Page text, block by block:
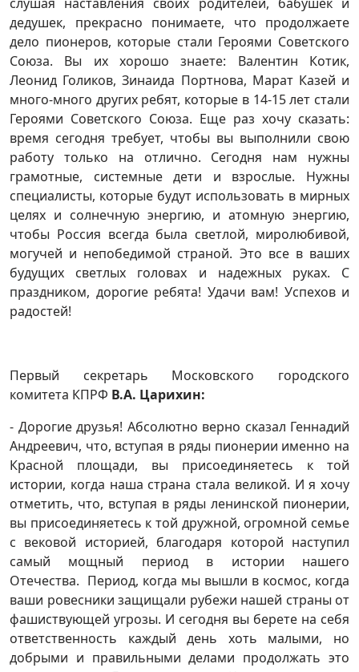
дедушек, прекрасно понимаете, что продолжаете
дело пионеров, которые стали Героями Советского
Союза. Вы их хорошо знаете: Валентин Котик,
Леонид Голиков, Зинаида Портнова, Марат Казей и
много-много других ребят, которые в 14-15 лет стали
Героями Советского Союза. Еще раз хочу сказать:
время сегодня требует, чтобы вы выполнили свою
работу только на отлично. Сегодня нам нужны
грамотные, системные дети и взрослые. Нужны
специалисты, которые будут использовать в мирных
целях и солнечную энергию, и атомную энергию,
чтобы Россия всегда была светлой, миролюбивой,
могучей и непобедимой страной. Это все в ваших
будущих светлых головах и надежных руках. С
праздником, дорогие ребята! Удачи вам! Успехов и
радостей!
Первый секретарь Московского городского
комитета КПРФ В.А. Царихин:
- Дорогие друзья! Абсолютно верно сказал Геннадий
Андреевич, что, вступая в ряды пионерии именно на
Красной площади, вы присоединяетесь к той
истории, когда наша страна стала великой. И я хочу
отметить, что, вступая в ряды ленинской пионерии,
вы присоединяетесь к той дружной, огромной семье
с вековой историей, благодаря которой наступил
самый мощный период в истории нашего
Отечества. Период, когда мы вышли в космос, когда
ваши ровесники защищали рубежи нашей страны от
фашиствующей угрозы. И сегодня вы берете на себя
ответственность каждый день хоть малыми, но
добрыми и правильными делами продолжать это